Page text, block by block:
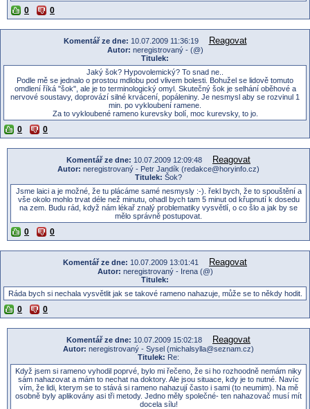
0 0
Komentář ze dne: 10.07.2009 11:36:19 Reagovat
Autor: neregistrovaný - (@)
Titulek:
Jaký šok? Hypovolemický? To snad ne..
Podle mě se jednalo o prostou mdlobu pod vlivem bolesti. Bohužel se lidově tomuto
omdlení říká "šok", ale je to terminologický omyl. Skutečný šok je selhání oběhové a
nervové soustavy, doprovází silné krvácení, popáleniny. Je nesmysl aby se rozvinul 1
min. po vykloubení ramene.
Za to vykloubené rameno kurevsky bolí, moc kurevsky, to jo.
0 0
Komentář ze dne: 10.07.2009 12:09:48 Reagovat
Autor: neregistrovaný - Petr Jandík (redakce@horyinfo.cz)
Titulek: Šok?
Jsme laici a je možné, že tu plácáme samé nesmysly :-). řekl bych, že to spouštění a
vše okolo mohlo trvat déle než minutu, ohadl bych tam 5 minut od křupnutí k dosedu
na zem. Budu rád, když nám lékař znalý problematiky vysvětlí, o co šlo a jak by se
mělo správně postupovat.
0 0
Komentář ze dne: 10.07.2009 13:01:41 Reagovat
Autor: neregistrovaný - Irena (@)
Titulek:
Ráda bych si nechala vysvětlit jak se takové rameno nahazuje, může se to někdy hodit.
0 0
Komentář ze dne: 10.07.2009 15:02:18 Reagovat
Autor: neregistrovaný - Sysel (michalsylla@seznam.cz)
Titulek: Re:
Když jsem si rameno vyhodil poprvé, bylo mi řečeno, že si ho rozhoodně nemám niky
sám nahazovat a mám to nechat na doktory. Ale jsou situace, kdy je to nutné. Navíc
vím, že lidi, kterym se to stává si rameno nahazují často i sami (to neumim). Na mě
osobně byly aplikovány asi tři metody. Jedno měly společné- ten nahazovač musí mít
docela sílu!